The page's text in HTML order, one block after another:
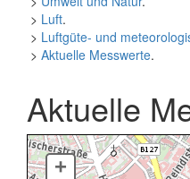
> Luft.
> Luftgüte- und
> Aktuelle Messwerte.
Aktuelle
+